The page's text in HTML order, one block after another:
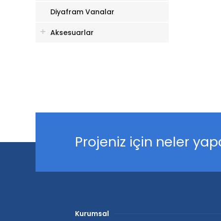
Diyafram Vanalar
Aksesuarlar
Projeniz için neler
Kurumsal